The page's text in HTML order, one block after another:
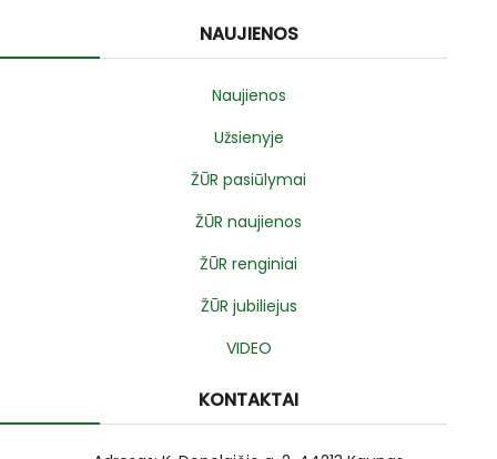
NAUJIENOS
Naujienos
Užsienyje
ŽŪR pasiūlymai
ŽŪR naujienos
ŽŪR renginiai
ŽŪR jubiliejus
VIDEO
KONTAKTAI